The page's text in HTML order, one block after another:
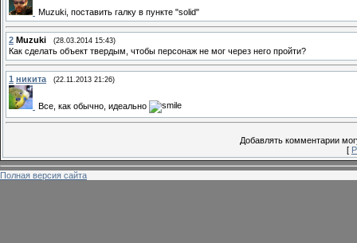
Muzuki, поставить галку в пункте "solid"
2 Muzuki (28.03.2014 15:43)
Как сделать объект твердым, чтобы персонаж не мог через него пройти?
1 никита (22.11.2013 21:26)
Все, как обычно, идеально
Добавлять комментарии
[
Полная версия сайта